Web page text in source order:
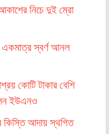
আকাশের নিচে দুই ম্রো
একমাত্র স্বর্ণ আনল
কোটি টাকার বেশি
ইউএনও
কিস্তি আদায় স্থগিত